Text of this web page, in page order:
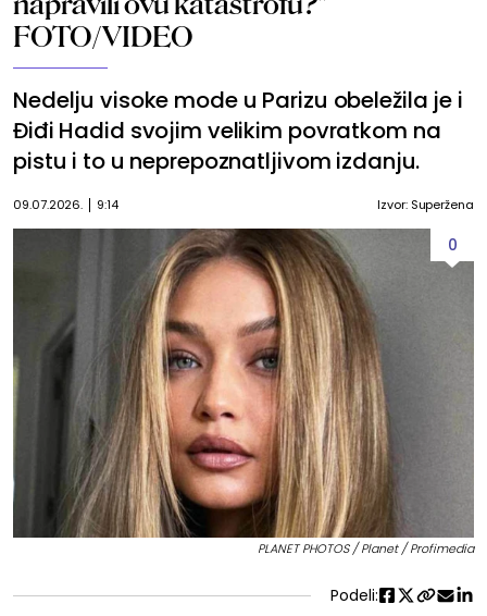
FOTO/VIDEO
Nedelju visoke mode u Parizu obeležila je i
Điđi Hadid svojim velikim povratkom na
pistu i to u neprepoznatljivom izdanju.
09.07.2026. 9:14 Izvor: Superžena
0
PLANET PHOTOS / Planet / Profimedia
Podeli: